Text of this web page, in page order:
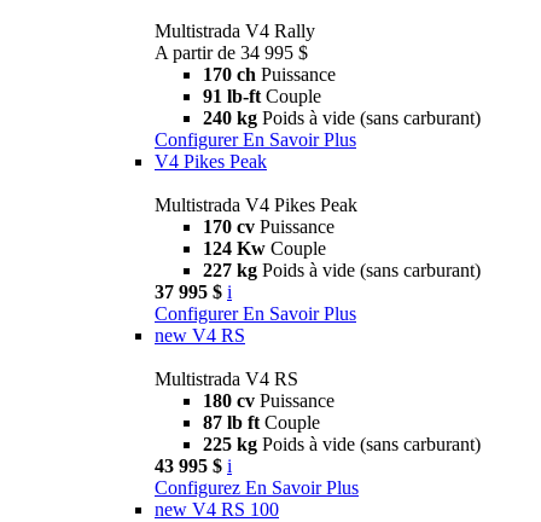
Multistrada V4 Rally
A partir de 34 995 $
170 ch Puissance
91 lb-ft Couple
240 kg Poids à vide (sans carburant)
Configurer En Savoir Plus
V4 Pikes Peak
Multistrada V4 Pikes Peak
170 cv Puissance
124 Kw Couple
227 kg Poids à vide (sans carburant)
37 995 $ i
Configurer En Savoir Plus
new V4 RS
Multistrada V4 RS
180 cv Puissance
87 lb ft Couple
225 kg Poids à vide (sans carburant)
43 995 $ i
Configurez En Savoir Plus
new V4 RS 100